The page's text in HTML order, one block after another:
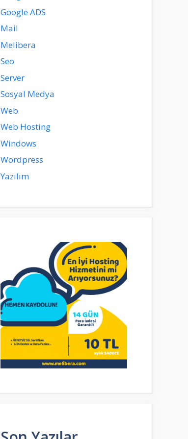
Google ADS
Mail
Melibera
Seo
Server
Sosyal Medya
Web
Web Hosting
Windows
Wordpress
Yazılım